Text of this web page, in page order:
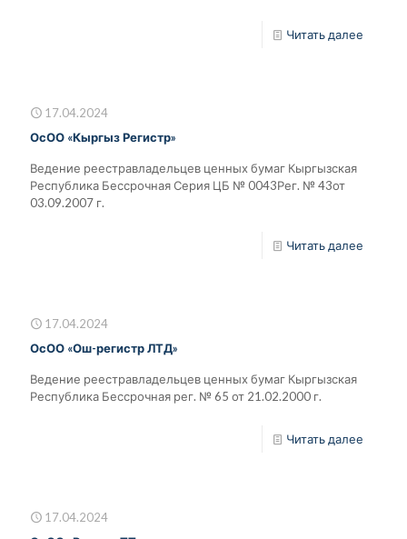
Читать далее
17.04.2024
ОсОО «Кыргыз Регистр»
Ведение реестравладельцев ценных бумаг Кыргызская
Республика Бессрочная Серия ЦБ № 0043Рег. № 43от
03.09.2007 г.
Читать далее
17.04.2024
ОсОО «Ош-регистр ЛТД»
Ведение реестравладельцев ценных бумаг Кыргызская
Республика Бессрочная рег. № 65 от 21.02.2000 г.
Читать далее
17.04.2024